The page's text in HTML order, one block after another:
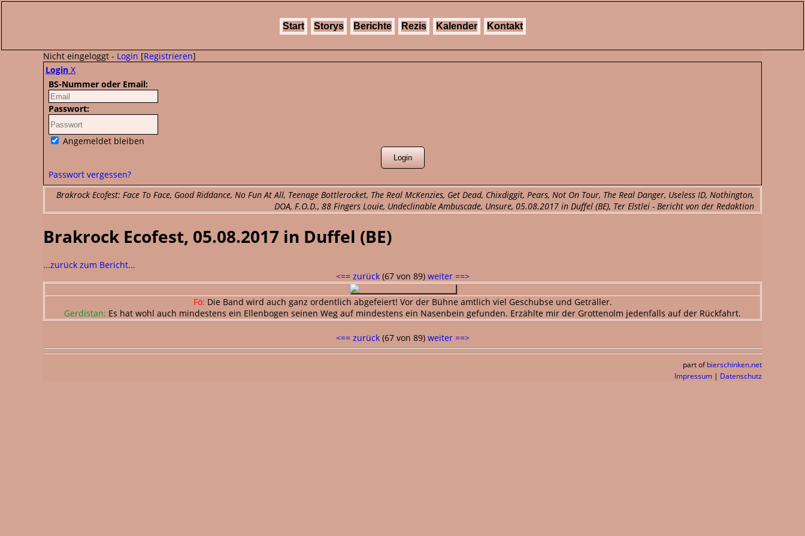
Start Storys Berichte Rezis Kalender Kontakt
Nicht eingeloggt - Login [Registrieren]
Login X
BS-Nummer oder Email:
Passwort:
Angemeldet bleiben
Passwort vergessen?
Brakrock Ecofest: Face To Face, Good Riddance, No Fun At All, Teenage Bottlerocket, The Real McKenzies, Get Dead, Chixdiggit, Pears, Not On Tour, The Real Danger, Useless ID, Nothington,
DOA, F.O.D., 88 Fingers Louie, Undeclinable Ambuscade, Unsure, 05.08.2017 in Duffel (BE), Ter Elstlei - Bericht von der Redaktion
Brakrock Ecofest, 05.08.2017 in Duffel (BE)
...zurück zum Bericht...
<== zurück(67 von 89) weiter ==>
Fö: Die Band wird auch ganz ordentlich abgefeiert! Vor der Bühne amtlich viel Geschubse und Geträller.
Gerdistan: Es hat wohl auch mindestens ein Ellenbogen seinen Weg auf mindestens ein Nasenbein gefunden. Erzählte mir der Grottenolm jedenfalls auf der Rückfahrt.
<== zurück(67 von 89) weiter ==>
part of bierschinken.net
Impressum | Datenschutz